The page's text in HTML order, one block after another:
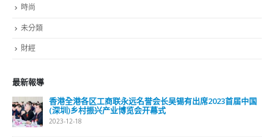
時尚
未分類
財經
最新報導
香港全港各区工商联永远名誉会长吴锡有出席2023首届中国
(深圳)乡村振兴产业博览会开幕式
2023-12-18